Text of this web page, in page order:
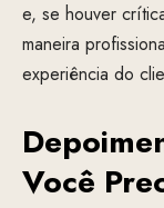
e, se houver
maneira
experiência do
Você